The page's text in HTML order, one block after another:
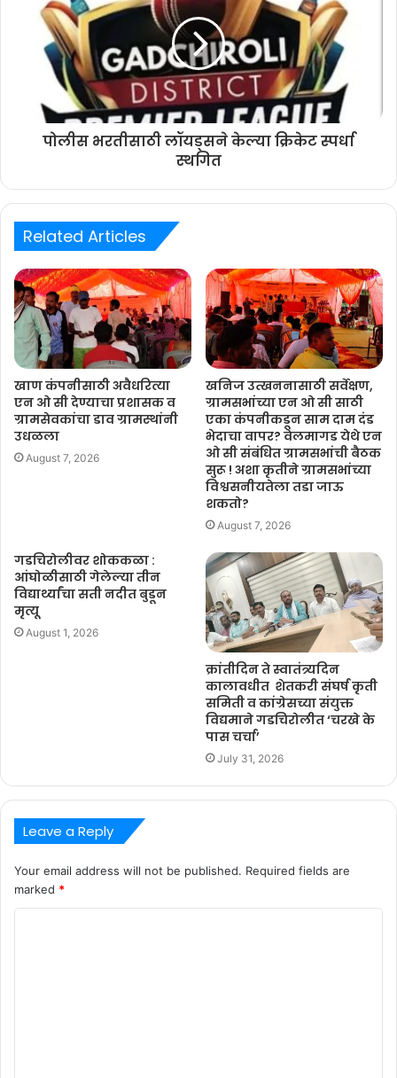
पोलीस भरतीसाठी लॉयड्सने केल्या क्रिकेट स्पर्धा
स्थगित
Related Articles
खाण कंपनीसाठी अवैधरित्या
एन ओ सी देण्याचा प्रशासक व
ग्रामसेवकांचा डाव ग्रामस्थांनी
उधळला
August 7, 2026
खनिज उत्खननासाठी सर्वेक्षण,
ग्रामसभांच्या एन ओ सी साठी
एका कंपनीकडून साम दाम दंड
भेदाचा वापर? वेलमागड येथे एन
ओ सी संबंधित ग्रामसभांची बैठक
सुरू ! अशा कृतीने ग्रामसभांच्या
विश्वसनीयतेला तडा जाऊ
शकतो?
August 7, 2026
गडचिरोलीवर शोककळा :
आंघोळीसाठी गेलेल्या तीन
विद्यार्थ्यांचा सती नदीत बुडून
मृत्यू
August 1, 2026
क्रांतीदिन ते स्वातंत्र्यदिन
कालावधीत शेतकरी संघर्ष कृती
समिती व कांग्रेसच्या संयुक्त
विद्यमाने गडचिरोलीत ‘चरखे के
पास चर्चा’
July 31, 2026
Leave a Reply
Your email address will not be published. Required fields are
marked *